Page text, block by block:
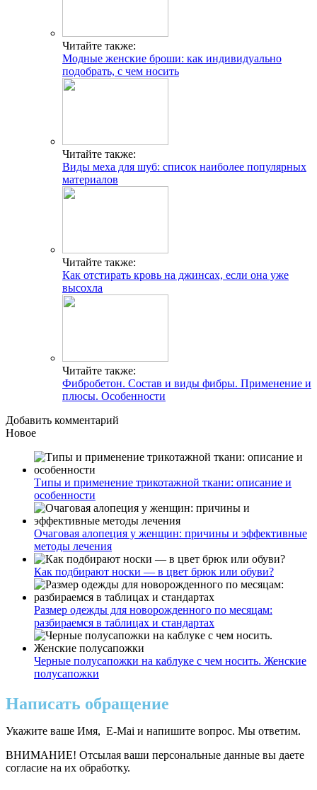
Читайте также:
Модные женские броши: как индивидуально
подобрать, с чем носить
Читайте также:
Виды меха для шуб: список наиболее популярных
материалов
Читайте также:
Как отстирать кровь на джинсах, если она уже
высохла
Читайте также:
Фибробетон. Состав и виды фибры. Применение и
плюсы. Особенности
Добавить комментарий
Новое
Типы и применение трикотажной ткани: описание и
особенности
Очаговая алопеция у женщин: причины и эффективные
методы лечения
Как подбирают носки — в цвет брюк или обуви?
Размер одежды для новорожденного по месяцам:
разбираемся в таблицах и стандартах
Черные полусапожки на каблуке с чем носить. Женские
полусапожки
Написать обращение
Укажите ваше Имя, E-Mai и напишите вопрос. Мы ответим.
ВНИМАНИЕ! Отсылая ваши персональные данные вы даете
согласие на их обработку.